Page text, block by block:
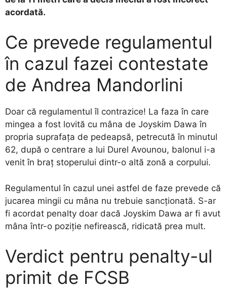
acordată.
Ce prevede regulamentul
în cazul fazei contestate
de Andrea Mandorlini
Doar că regulamentul îl contrazice! La faza în care
mingea a fost lovită cu mâna de Joyskim Dawa în
propria suprafața de pedeapsă, petrecută în minutul
62, după o centrare a lui Durel Avounou, balonul i-a
venit în braț stoperului dintr-o altă zonă a corpului.
Regulamentul în cazul unei astfel de faze prevede că
jucarea mingii cu mâna nu trebuie sancționată. S-ar
fi acordat penalty doar dacă Joyskim Dawa ar fi avut
mâna într-o poziție nefirească, ridicată prea mult.
Verdict pentru penalty-ul
primit de FCSB